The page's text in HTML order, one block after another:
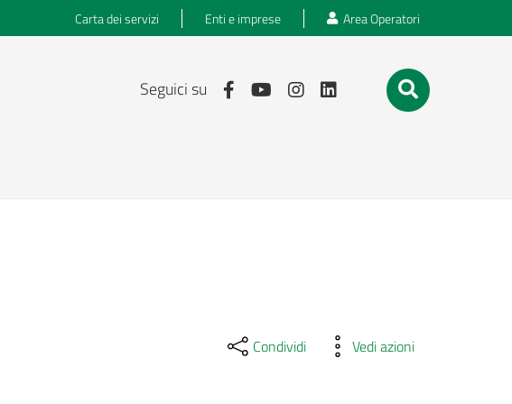
Carta dei servizi Enti e imprese Area Operatori
Seguici su
Condividi Vedi azioni